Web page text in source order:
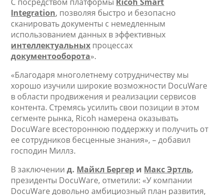
Integration, позволяя быстро и безопасно
сканировать документы с немедленным
использованием данных в эффективных
интеллектуальных процессах
документооборота».
«Благодаря многолетнему сотрудничеству мы
хорошо изучили широкие возможности DocuWare
в области продвижения и реализации сервисов
контента. Стремясь усилить свои позиции в этом
сегменте рынка, Ricoh намерена оказывать
DocuWare всестороннюю поддержку и получить от
ее сотрудников бесценные знания», – добавил
господин Миллз.
В заключениид. Майкл Бергер и Макс Эртль,
президенты DocuWare, отметили: «У компании
DocuWare довольно амбициозный план развития,